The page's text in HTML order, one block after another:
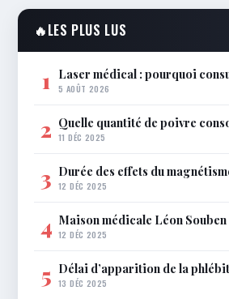
🔥LES PLUS LUS
1 Laser médical : pourquoi
5 AOÛT 2026
2 Quelle quantité de poivre
11 DÉC 2025
3 Durée des effets du
12 DÉC 2025
4 Maison médicale Léon
12 DÉC 2025
5 Délai d’apparition de la
13 DÉC 2025